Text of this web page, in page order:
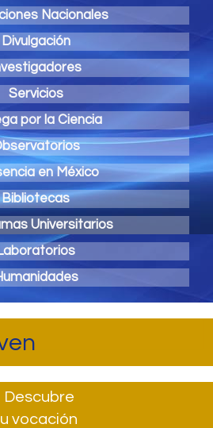
Nacionales
Divulgación
Servicios
por la Ciencia
en México
Bibliotecas
Universitarios
Descubre
vocación